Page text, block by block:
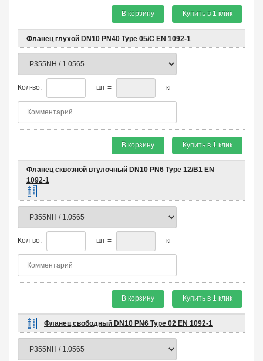
В корзину Купить в 1 клик
Фланец глухой DN10 PN40 Type 05/C EN 1092-1
Кол-во: шт = кг
В корзину Купить в 1 клик
Фланец сквозной втулочный DN10 PN6 Type 12/B1 EN
1092-1
Кол-во: шт = кг
В корзину Купить в 1 клик
Фланец свободный DN10 PN6 Type 02 EN 1092-1